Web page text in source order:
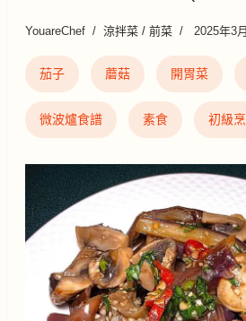
YouareChef 涼拌菜 / 前菜 2025年3
茄子 蘑菇 開胃菜
微波爐食譜 素食 初級